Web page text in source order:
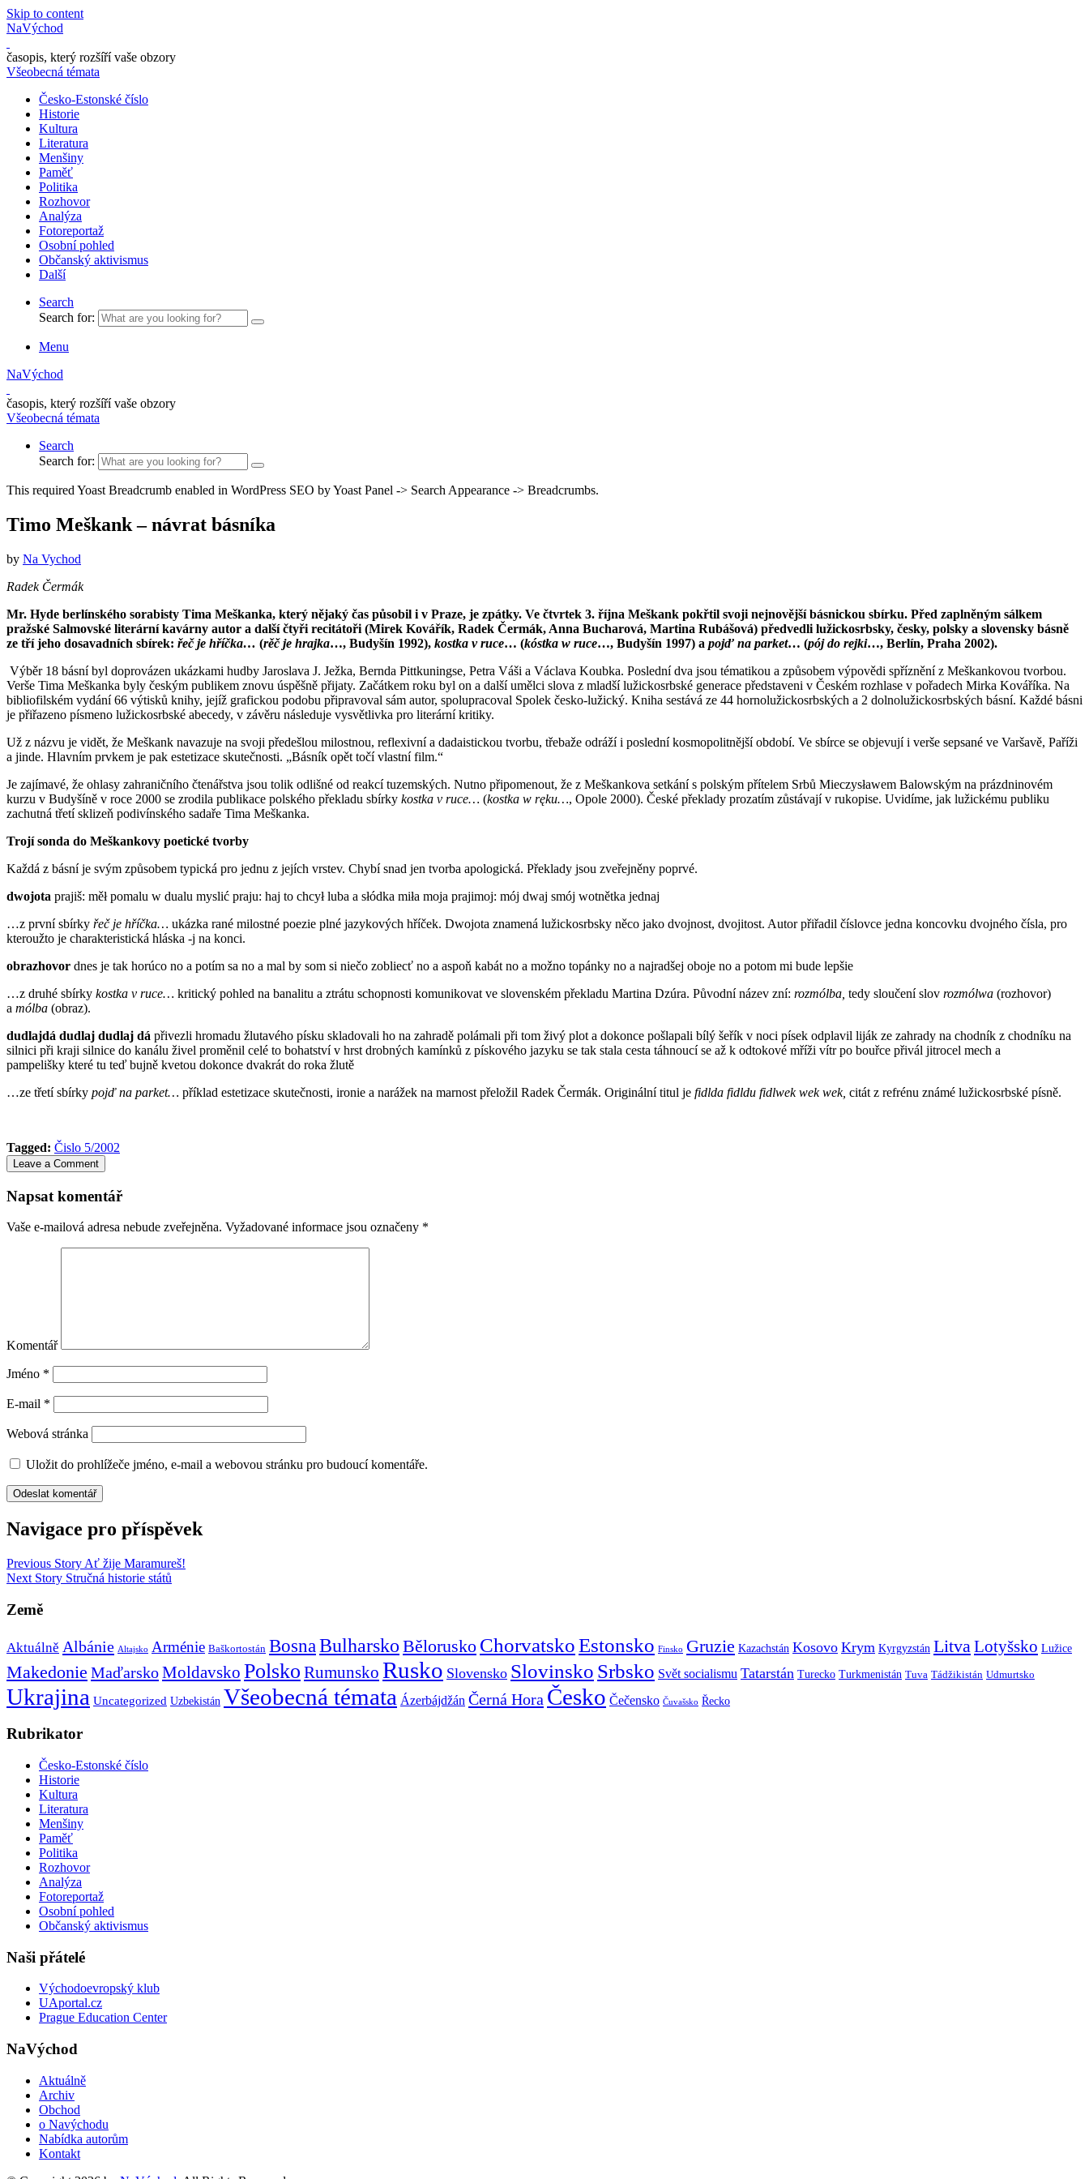
Skip to content
NaVýchod
časopis, který rozšíří vaše obzory
Všeobecná témata
Česko-Estonské číslo
Historie
Kultura
Literatura
Menšiny
Paměť
Politika
Rozhovor
Analýza
Fotoreportaž
Osobní pohled
Občanský aktivismus
Další
Search
Search for:
Menu
NaVýchod
časopis, který rozšíří vaše obzory
Všeobecná témata
Search
Search for:
This required Yoast Breadcrumb enabled in WordPress SEO by Yoast Panel -> Search Appearance -> Breadcrumbs.
Timo Meškank – návrat básníka
by Na Vychod
Radek Čermák
Mr. Hyde berlínského sorabisty Tima Meškanka, který nějaký čas působil i v Praze, je zpátky. Ve čtvrtek 3. října Meškank pokřtil svoji nejnovější básnickou sbírku. Před zaplněným sálkem
pražské Salmovské literární kavárny autor a další čtyři recitátoři (Mirek Kovářík, Radek Čermák, Anna Bucharová, Martina Rubášová) předvedli lužickosrbsky, česky, polsky a slovensky básně
ze tří jeho dosavadních sbírek: řeč je hříčka… (rěč je hrajka…, Budyšín 1992), kostka v ruce… (kóstka w ruce…, Budyšín 1997) a pojď na parket… (pój do rejki…, Berlín, Praha 2002).
Výběr 18 básní byl doprovázen ukázkami hudby Jaroslava J. Ježka, Bernda Pittkuningse, Petra Váši a Václava Koubka. Poslední dva jsou tématikou a způsobem výpovědi spříznění z Meškankovou tvorbou.
Verše Tima Meškanka byly českým publikem znovu úspěšně přijaty. Začátkem roku byl on a další umělci slova z mladší lužickosrbské generace představeni v Českém rozhlase v pořadech Mirka Kováříka. Na
bibliofilském vydání 66 výtisků knihy, jejíž grafickou podobu připravoval sám autor, spolupracoval Spolek česko-lužický. Kniha sestává ze 44 hornolužickosrbských a 2 dolnolužickosrbských básní. Každé básni
je přiřazeno písmeno lužickosrbské abecedy, v závěru následuje vysvětlivka pro literární kritiky.
Už z názvu je vidět, že Meškank navazuje na svoji předešlou milostnou, reflexivní a dadaistickou tvorbu, třebaže odráží i poslední kosmopolitnější období. Ve sbírce se objevují i verše sepsané ve Varšavě, Paříži
a jinde. Hlavním prvkem je pak estetizace skutečnosti. „Básník opět točí vlastní film.“
Je zajímavé, že ohlasy zahraničního čtenářstva jsou tolik odlišné od reakcí tuzemských. Nutno připomenout, že z Meškankova setkání s polským přítelem Srbů Mieczysławem Balowským na prázdninovém
kurzu v Budyšíně v roce 2000 se zrodila publikace polského překladu sbírky kostka v ruce… (kostka w ręku…, Opole 2000). České překlady prozatím zůstávají v rukopise. Uvidíme, jak lužickému publiku
zachutná třetí sklizeň podivínského sadaře Tima Meškanka.
Trojí sonda do Meškankovy poetické tvorby
Každá z básní je svým způsobem typická pro jednu z jejích vrstev. Chybí snad jen tvorba apologická. Překlady jsou zveřejněny poprvé.
dwojota prajiš: měł pomalu w dualu myslić praju: haj to chcył luba a słódka miła moja prajimoj: mój dwaj smój wotnětka jednaj
…z první sbírky řeč je hříčka… ukázka rané milostné poezie plné jazykových hříček. Dwojota znamená lužickosrbsky něco jako dvojnost, dvojitost. Autor přiřadil číslovce jedna koncovku dvojného čísla, pro
kteroužto je charakteristická hláska -j na konci.
obrazhovor dnes je tak horúco no a potím sa no a mal by som si niečo zobliecť no a aspoň kabát no a možno topánky no a najradšej oboje no a potom mi bude lepšie
…z druhé sbírky kostka v ruce… kritický pohled na banalitu a ztrátu schopnosti komunikovat ve slovenském překladu Martina Dzúra. Původní název zní: rozmólba, tedy sloučení slov rozmólwa (rozhovor)
a mólba (obraz).
dudlajdá dudlaj dudlaj dá přivezli hromadu žlutavého písku skladovali ho na zahradě polámali při tom živý plot a dokonce pošlapali bílý šeřík v noci písek odplavil liják ze zahrady na chodník z chodníku na
silnici při kraji silnice do kanálu živel proměnil celé to bohatství v hrst drobných kamínků z pískového jazyku se tak stala cesta táhnoucí se až k odtokové mříži vítr po bouřce přivál jitrocel mech a
pampelišky které tu teď bujně kvetou dokonce dvakrát do roka žlutě
…ze třetí sbírky pojď na parket… příklad estetizace skutečnosti, ironie a narážek na marnost přeložil Radek Čermák. Originální titul je fidlda fidldu fidlwek wek wek, citát z refrénu známé lužickosrbské písně.
Tagged: Čislo 5/2002
Leave a Comment
Napsat komentář
Vaše e-mailová adresa nebude zveřejněna. Vyžadované informace jsou označeny *
Komentář
Jméno *
E-mail *
Webová stránka
Uložit do prohlížeče jméno, e-mail a webovou stránku pro budoucí komentáře.
Navigace pro příspěvek
Previous Story Ať žije Maramureš!
Next Story Stručná historie států
Země
Aktuálně Albánie Altajsko Arménie Baškortostán Bosna Bulharsko Bělorusko ChorvatskoEstonsko Finsko Gruzie Kazachstán Kosovo Krym Kyrgyzstán Litva Lotyšsko Lužice
Makedonie MaďarskoMoldavsko Polsko Rumunsko Rusko Slovensko Slovinsko Srbsko Svět socialismu Tatarstán Turecko Turkmenistán Tuva Tádžikistán Udmurtsko
Ukrajina Uncategorized Uzbekistán Všeobecná témata Ázerbájdžán Černá Hora Česko Čečensko Čuvašsko Řecko
Rubrikator
Česko-Estonské číslo
Historie
Kultura
Literatura
Menšiny
Paměť
Politika
Rozhovor
Analýza
Fotoreportaž
Osobní pohled
Občanský aktivismus
Naši přátelé
Východoevropský klub
UAportal.cz
Prague Education Center
NaVýchod
Aktuálně
Archiv
Obchod
o Navýchodu
Nabídka autorům
Kontakt